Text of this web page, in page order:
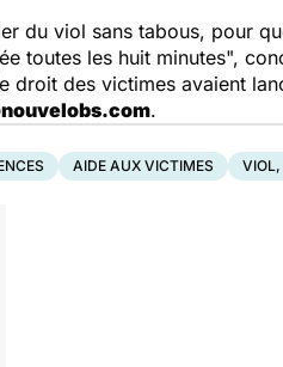
du viol sans tabous, pour
toutes les huit minutes",
droit des victimes avaient
.
AIDE AUX VICTIMES VIOL,